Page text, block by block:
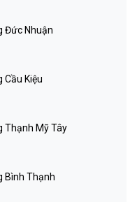
Đức Nhuận
Cầu Kiệu
Thạnh Mỹ Tây
Bình Thạnh